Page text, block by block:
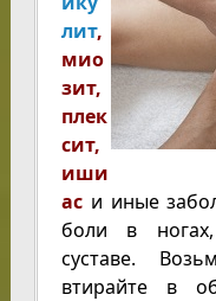
лит,
мио
зит,
плек
сит,
иши
аси иные
боли в ногах,
суставе.
втирайте в